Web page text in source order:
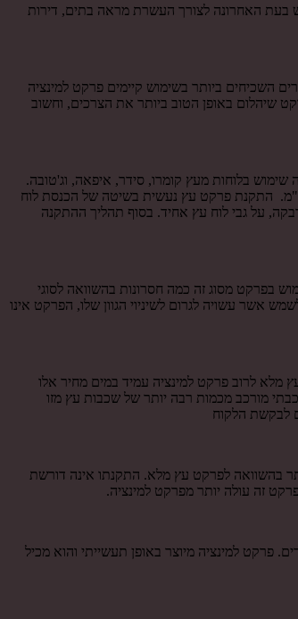
בעת האחרונה לצורך העשרת מראה בתים, דירות
השכיחים ביותר בשימוש קיימים פרקט למינציה
שיהלום באופן הטוב ביותר את הצרכים, וחשוב
בלוחות מעץ קומרו, סידר, איפאה, וג'טובה.
למינציה עמיד במים מחיר מסוג פרקט אשר עשוי עץ מלא כוללים לוחות עץ בטווח המידות של אורך של עד 220 ס"מ, רוחב של 9-18 ס"מ ועובי של 10-21 מ"מ. התקנת פרקט עץ נעשית בשיטה של הכנסת לוח
על גבי לוח עץ אחיד. בסוף תהליך ההתקנה
בפרקט מסוג זה כמה חסרונות בהשוואה לסוגי
אשר עשויה לגרום לשיניוי הגוון שלו, הפרקט אינו
מלא לרוב פרקט למינציה עמיד במים מחיר אלו
מורכב מכמות רבה יותר של שכבות עץ מזו
לבקשת הלקוח
בהשוואה לפרקט עץ מלא. התקנתו אינה דורשת
זה עולה יותר מפרקט למינציה.
פרקט למינציה מיוצר באופן תעשייתי והוא מכיל